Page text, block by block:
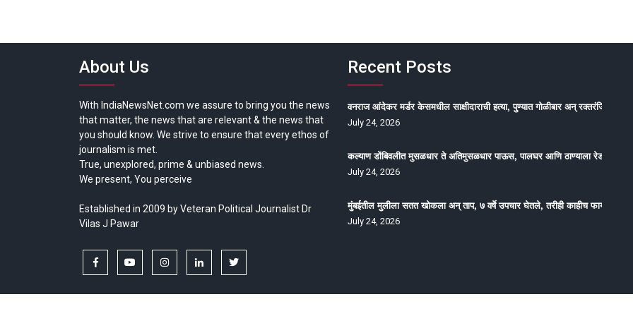
About Us
With IndiaNewsNet.com we assure to bring you the news
that matter, the news that are relevant & the news that
you should know. We strive to ensure that every ethos of
journalism is met.
True, unexplored, prime & unbiased news.
We present, You perceive
Established in 2009 by Veteran Political Journalist Dr
Vilas J Pawar
facebook youtubeinstagramlinkedintwitter
Recent Posts
वनराज आंदेकर मर्डर केसमधील साक्षीदाराची हत्या, पुण्यात गोळीबार अन् रक्तरंजित थरार
July 24, 2026
कल्याण डोंबिवलीत मुसळधार ते अतिमुसळधार पाऊस, पालघर आणि ठाण्याला रेड अलर्ट,
July 24, 2026
मुंबईतील मुलीला सतत खोकला अन् ताप, ७ वर्षे उपचार घेतले, तरीही काहीच फायदा
July 24, 2026